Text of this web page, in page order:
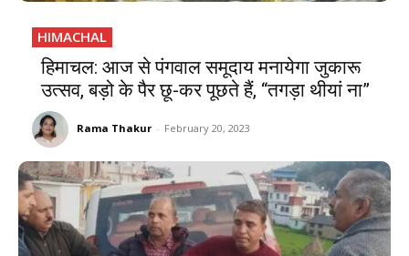
HIMACHAL
हिमाचल: आज से पंगवाल समूदाय मनायेगा जुकारू
उत्सव, बड़ो के पैर छू-कर पूछते हैं, “तगड़ा थीयां ना”
Rama Thakur - February 20, 2023